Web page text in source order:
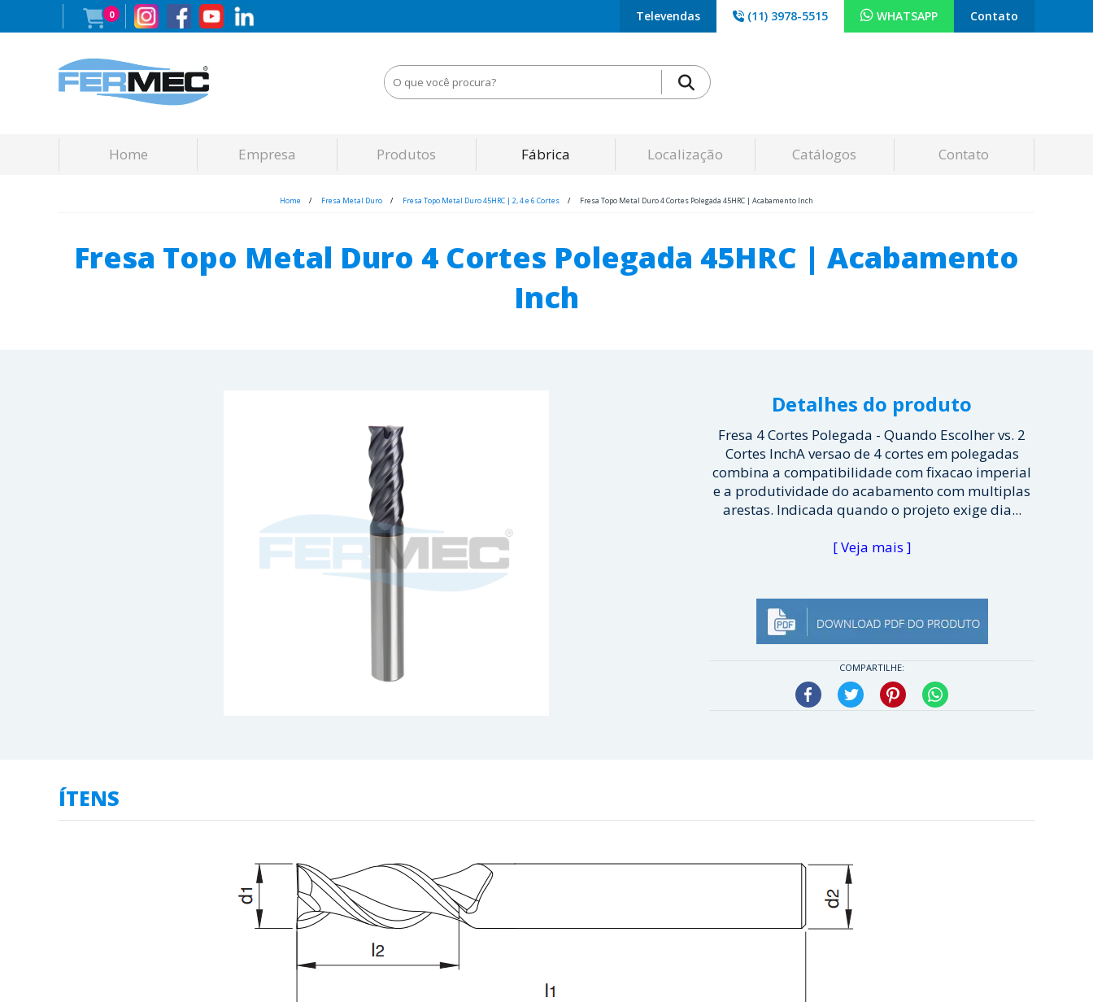
0 Contato
WHATSAPP
(11) 3978-5515
Televendas
Home Empresa Produtos Fábrica Localização Catálogos Contato
Home Fresa Metal Duro Fresa Topo Metal Duro 45HRC | 2, 4 e 6 Cortes Fresa Topo Metal Duro 4 Cortes Polegada 45HRC | Acabamento Inch
Fresa Topo Metal Duro 4 Cortes Polegada 45HRC | Acabamento
Inch
Detalhes do produto
Fresa 4 Cortes Polegada - Quando Escolher vs. 2
Cortes InchA versao de 4 cortes em polegadas
combina a compatibilidade com fixacao imperial
e a produtividade do acabamento com multiplas
arestas. Indicada quando o projeto exige dia...
[ Veja mais ]
COMPARTILHE:
Facebook Twitter Pinterest
ÍTENS